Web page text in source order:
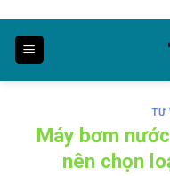
content
TƯ
Máy bơm
nên chọn